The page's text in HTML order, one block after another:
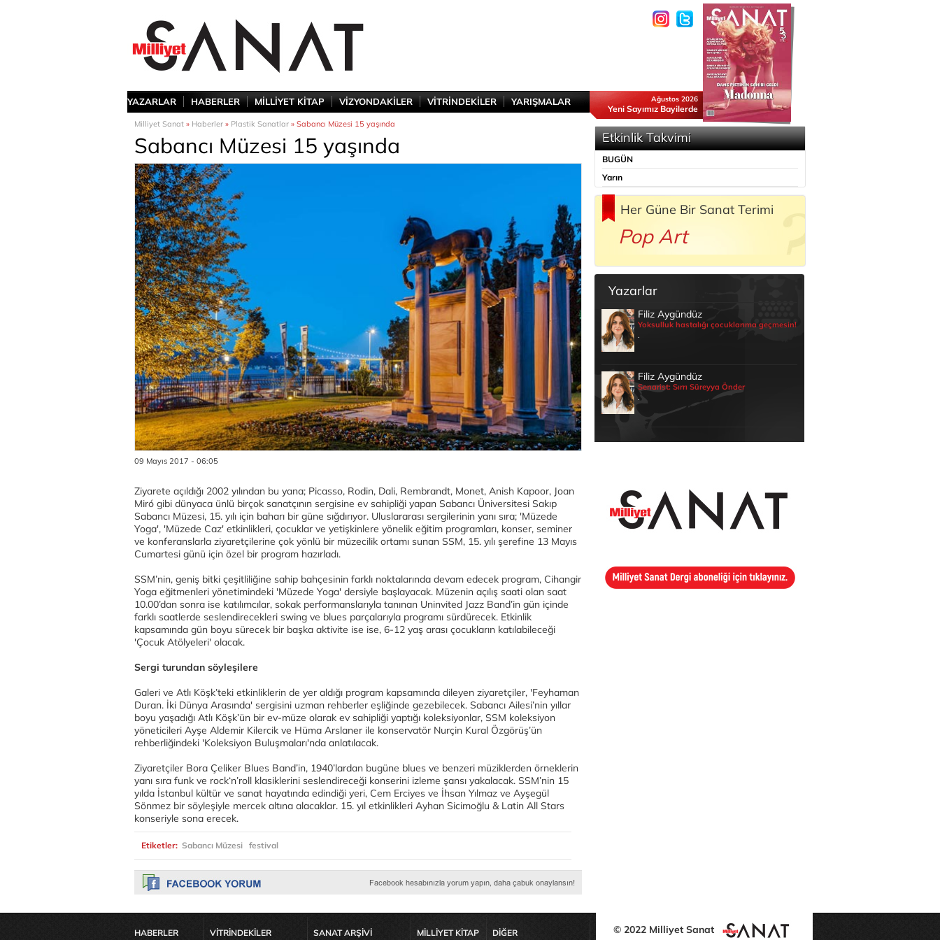
YAZARLAR HABERLER MİLLİYET KİTAP VİZYONDAKİLER VİTRİNDEKİLER YARIŞMALAR Ağustos 2026
Yeni Sayımız Bayilerde
Milliyet Sanat » Haberler » Plastik Sanatlar » Sabancı Müzesi 15 yaşında
Sabancı Müzesi 15 yaşında
09 Mayıs 2017 - 06:05
Ziyarete açıldığı 2002 yılından bu yana; Picasso, Rodin, Dali, Rembrandt, Monet, Anish Kapoor, Joan
Miró gibi dünyaca ünlü birçok sanatçının sergisine ev sahipliği yapan Sabancı Üniversitesi Sakıp
Sabancı Müzesi, 15. yılı için baharı bir güne sığdırıyor. Uluslararası sergilerinin yanı sıra; 'Müzede
Yoga', 'Müzede Caz' etkinlikleri, çocuklar ve yetişkinlere yönelik eğitim programları, konser, seminer
ve konferanslarla ziyaretçilerine çok yönlü bir müzecilik ortamı sunan SSM, 15. yılı şerefine 13 Mayıs
Cumartesi günü için özel bir program hazırladı.
SSM’nin, geniş bitki çeşitliliğine sahip bahçesinin farklı noktalarında devam edecek program, Cihangir
Yoga eğitmenleri yönetimindeki 'Müzede Yoga' dersiyle başlayacak. Müzenin açılış saati olan saat
10.00’dan sonra ise katılımcılar, sokak performanslarıyla tanınan Uninvited Jazz Band’in gün içinde
farklı saatlerde seslendirecekleri swing ve blues parçalarıyla programı sürdürecek. Etkinlik
kapsamında gün boyu sürecek bir başka aktivite ise ise, 6-12 yaş arası çocukların katılabileceği
'Çocuk Atölyeleri' olacak.
Sergi turundan söyleşilere
Galeri ve Atlı Köşk’teki etkinliklerin de yer aldığı program kapsamında dileyen ziyaretçiler, 'Feyhaman
Duran. İki Dünya Arasında' sergisini uzman rehberler eşliğinde gezebilecek. Sabancı Ailesi’nin yıllar
boyu yaşadığı Atlı Köşk’ün bir ev-müze olarak ev sahipliği yaptığı koleksiyonlar, SSM koleksiyon
yöneticileri Ayşe Aldemir Kilercik ve Hüma Arslaner ile konservatör Nurçin Kural Özgörüş’ün
rehberliğindeki 'Koleksiyon Buluşmaları'nda anlatılacak.
Ziyaretçiler Bora Çeliker Blues Band’in, 1940’lardan bugüne blues ve benzeri müziklerden örneklerin
yanı sıra funk ve rock‘n’roll klasiklerini seslendireceği konserini izleme şansı yakalacak. SSM’nin 15
yılda İstanbul kültür ve sanat hayatında edindiği yeri, Cem Erciyes ve İhsan Yılmaz ve Ayşegül
Sönmez bir söyleşiyle mercek altına alacaklar. 15. yıl etkinlikleri Ayhan Sicimoğlu & Latin All Stars
konseriyle sona erecek.
Etiketler: Sabancı Müzesi festival
Etkinlik Takvimi
BUGÜN
Yarın
Her Güne Bir Sanat Terimi
Pop Art
Yazarlar
Filiz Aygündüz
Yoksulluk hastalığı çocuklarıma geçmesin!
.
Filiz Aygündüz
Senarist: Sırrı Süreyya Önder
.
HABERLER
VİTRİNDEKİLER
SANAT ARŞİVİ
MİLLİYET KİTAP
DİĞER
© 2022 Milliyet Sanat